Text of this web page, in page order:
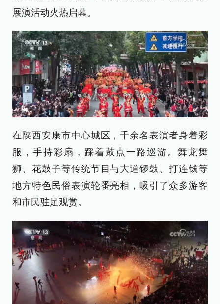
展演活动火热启幕。
在陕西安康市中心城区，千余名表演者身着彩
服，手持彩扇，踩着鼓点一路巡游。舞龙舞
狮、花鼓子等传统节目与大道锣鼓、打连钱等
地方特色民俗表演轮番亮相，吸引了众多游客
和市民驻足观赏。